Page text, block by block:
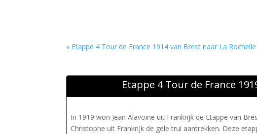
« Etappe 4 Tour de France 1914 van Brest naar La Rochelle
Etappe 4 Tour de France
In 1919 won Jean Alavoine uit Frankrijk de Etappe van
Christophe uit Frankrijk de gele trui aantrekken. Deze